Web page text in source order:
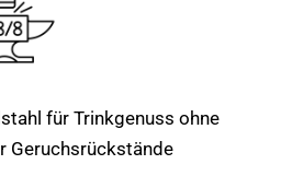
für Trinkgenuss ohne
Geruchsrückstände